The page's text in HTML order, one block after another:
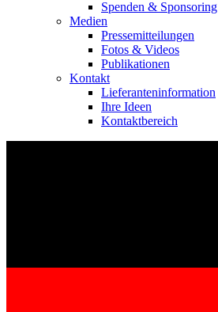
Spenden & Sponsoring
Medien
Pressemitteilungen
Fotos & Videos
Publikationen
Kontakt
Lieferanteninformation
Ihre Ideen
Kontaktbereich